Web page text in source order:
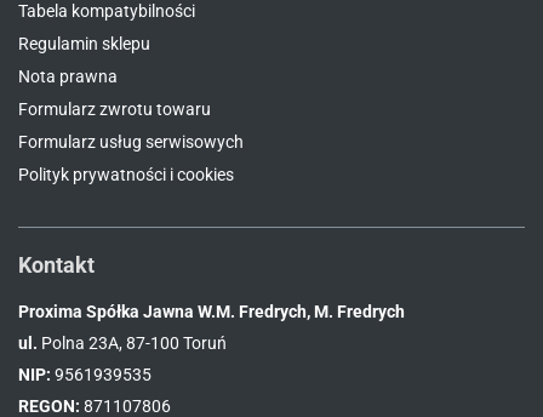
Tabela kompatybilności
Regulamin sklepu
Nota prawna
Formularz zwrotu towaru
Formularz usług serwisowych
Polityk prywatności i cookies
Kontakt
Proxima Spółka Jawna W.M. Fredrych, M. Fredrych
ul. Polna 23A, 87-100 Toruń
NIP: 9561939535
REGON: 871107806